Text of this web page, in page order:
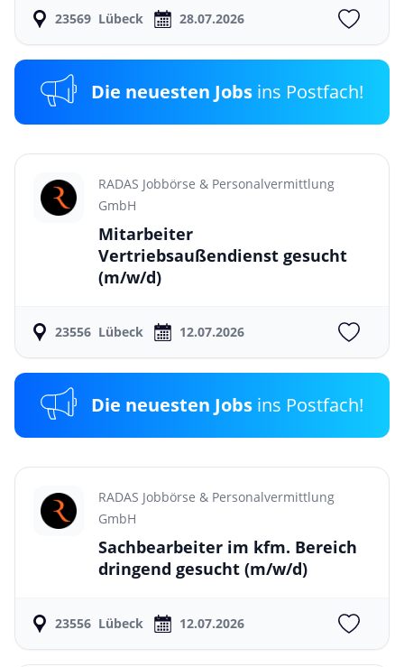
23569 Lübeck 28.07.2026
Die neuesten Jobs ins Postfach!
RADAS Jobbörse & Personalvermittlung
GmbH
Mitarbeiter
Vertriebsaußendienst gesucht
(m/w/d)
23556 Lübeck 12.07.2026
Die neuesten Jobs ins Postfach!
RADAS Jobbörse & Personalvermittlung
GmbH
Sachbearbeiter im kfm. Bereich
dringend gesucht (m/w/d)
23556 Lübeck 12.07.2026